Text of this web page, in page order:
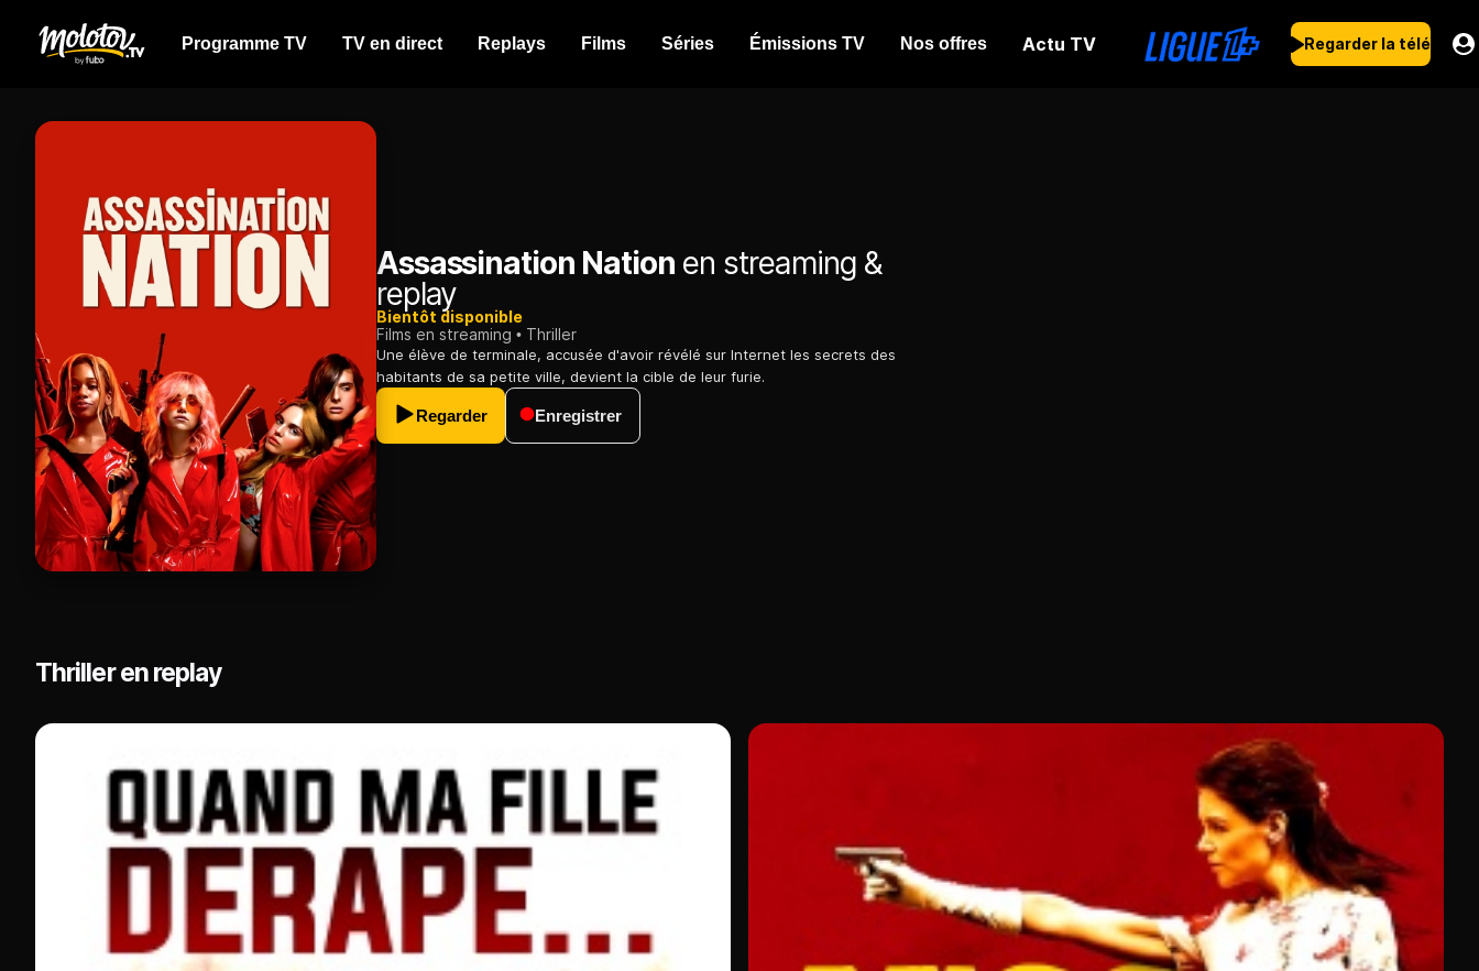
Programme TV TV en direct Replays Films Séries Émissions TV Nos offres Actu TV Regarder la télé
Assassination Nation en streaming &
replay
Bientôt disponible
Films en streaming
Thriller
Une élève de terminale, accusée d'avoir révélé sur Internet les secrets des
habitants de sa petite ville, devient la cible de leur furie.
Regarder Enregistrer
Thriller en replay